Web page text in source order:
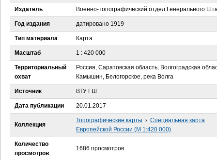
ы
д
е
с
ь
Издатель Военно-топографический отдел Генерального
Год издания датировано 1919
Тип материала Карта
Масштаб 1 : 420 000
Территориальный
охват
Россия, Саратовская область, Волгоградская
Камышин, Белогорское, река Волга
Источник ВТУ ГШ
Дата публикации 20.01.2017
Коллекция
Топографические карты › Специальная карта
Европейской России (М 1:420 000)
Количество
просмотров
1686 просмотров